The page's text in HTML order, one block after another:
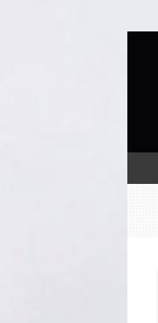
al